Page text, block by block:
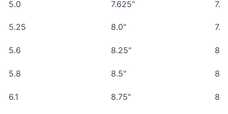
5.0 7.625"
5.25 8.0"
5.6 8.25"
5.8 8.5"
6.1 8.75"